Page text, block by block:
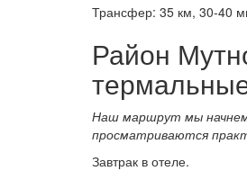
Трансфер: 35 км, 30-40
Район
Наш маршрут мы
просматриваются
Завтрак в отеле.